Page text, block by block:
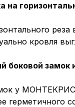
на
кровля
боковой
у
герметичного